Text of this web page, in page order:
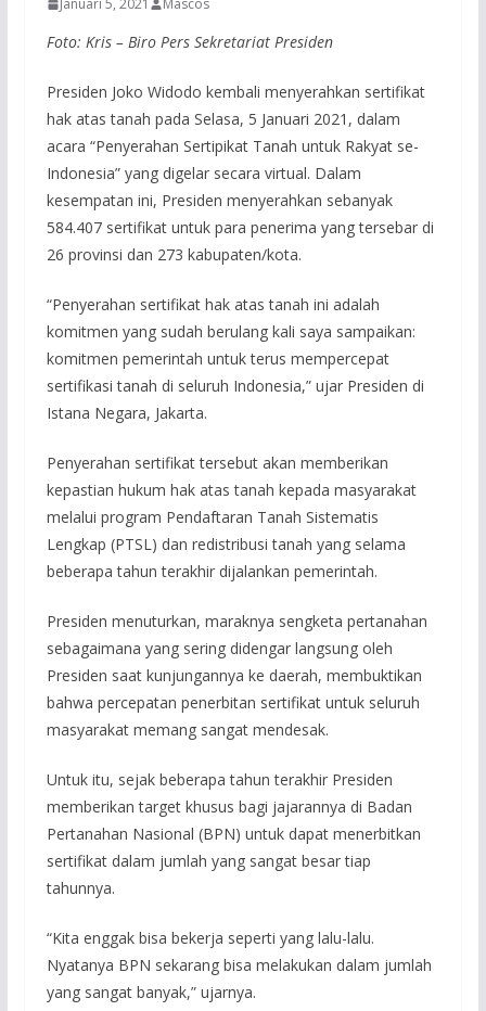
Januari 5, 2021 Mascos
Foto: Kris – Biro Pers Sekretariat Presiden
Presiden Joko Widodo kembali menyerahkan sertifikat
hak atas tanah pada Selasa, 5 Januari 2021, dalam
acara “Penyerahan Sertipikat Tanah untuk Rakyat se-
Indonesia” yang digelar secara virtual. Dalam
kesempatan ini, Presiden menyerahkan sebanyak
584.407 sertifikat untuk para penerima yang tersebar di
26 provinsi dan 273 kabupaten/kota.
“Penyerahan sertifikat hak atas tanah ini adalah
komitmen yang sudah berulang kali saya sampaikan:
komitmen pemerintah untuk terus mempercepat
sertifikasi tanah di seluruh Indonesia,” ujar Presiden di
Istana Negara, Jakarta.
Penyerahan sertifikat tersebut akan memberikan
kepastian hukum hak atas tanah kepada masyarakat
melalui program Pendaftaran Tanah Sistematis
Lengkap (PTSL) dan redistribusi tanah yang selama
beberapa tahun terakhir dijalankan pemerintah.
Presiden menuturkan, maraknya sengketa pertanahan
sebagaimana yang sering didengar langsung oleh
Presiden saat kunjungannya ke daerah, membuktikan
bahwa percepatan penerbitan sertifikat untuk seluruh
masyarakat memang sangat mendesak.
Untuk itu, sejak beberapa tahun terakhir Presiden
memberikan target khusus bagi jajarannya di Badan
Pertanahan Nasional (BPN) untuk dapat menerbitkan
sertifikat dalam jumlah yang sangat besar tiap
tahunnya.
“Kita enggak bisa bekerja seperti yang lalu-lalu.
Nyatanya BPN sekarang bisa melakukan dalam jumlah
yang sangat banyak,” ujarnya.